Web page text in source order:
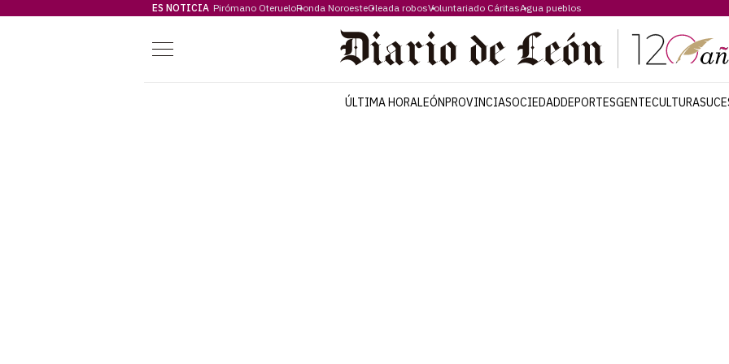
ES NOTICIA Pirómano OterueloRonda NoroesteOleada robosVoluntariado CáritasAgua pueblos
Menú
ÚLTIMA HORALEÓNPROVINCIASOCIEDADDEPORTESGENTECULTURA